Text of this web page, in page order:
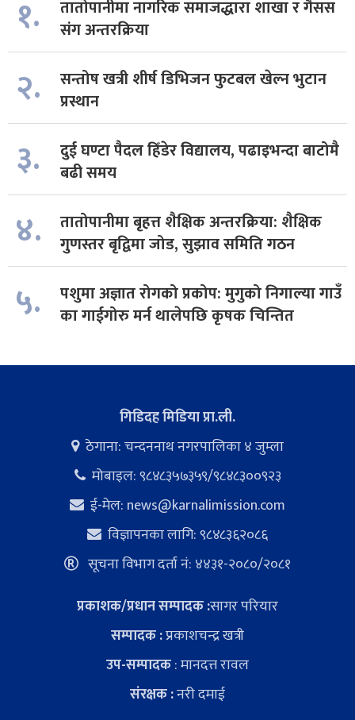
१.
तातोपानीमा नागरिक समाजद्धारा शाखा र गैसस
संग अन्तरक्रिया
२.
सन्तोष खत्री शीर्ष डिभिजन फुटबल खेल्न भुटान
प्रस्थान
३.
दुई घण्टा पैदल हिँडेर विद्यालय, पढाइभन्दा बाटोमै
बढी समय
४.
तातोपानीमा बृहत्त शैक्षिक अन्तरक्रिया: शैक्षिक
गुणस्तर बृद्विमा जोड, सुझाव समिति गठन
५.
पशुमा अज्ञात रोगको प्रकोप: मुगुको निगाल्या गाउँ
का गाईगोरु मर्न थालेपछि कृषक चिन्तित
गिडिदह मिडिया प्रा.ली.
ठेगाना: चन्दननाथ नगरपालिका ४ जुम्ला
मोबाइल: ९८४८३५७३५९/९८४८३००९२३
ई-मेल: news@karnalimission.com
विज्ञापनका लागि: ९८४८३६२०८६
सूचना विभाग दर्ता नं: ४४३१-२०८०/२०८१
प्रकाशक/प्रधान सम्पादक :सागर परियार
सम्पादक :प्रकाशचन्द्र खत्री
उप-सम्पादक: मानदत्त रावल
संरक्षक :नरी दमाई